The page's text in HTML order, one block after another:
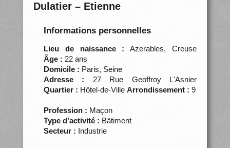
Dulatier – Etienne
Informations personnelles
Lieu de naissance : Azerables, Creuse
Âge : 22 ans
Domicile : Paris, Seine
Adresse : 27 Rue Geoffroy L'Asnier
Quartier : Hôtel-de-Ville Arrondissement : 9
Profession : Maçon
Type d’activité : Bâtiment
Secteur : Industrie